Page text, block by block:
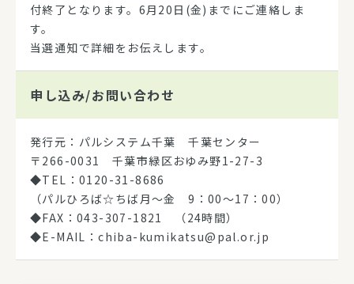
付終了となります。6月20日(金)までにご連絡しま
す。
当選通知で詳細をお伝えします。
申し込み/お問い合わせ
発行元：パルシステム千葉 千葉センター
〒266-0031 千葉市緑区おゆみ野1-27-3
◆TEL：0120-31-8686
（パルひろば☆ちば月～金 9：00～17：00）
◆FAX：043-307-1821 （24時間）
◆E-MAIL：chiba-kumikatsu@pal.or.jp